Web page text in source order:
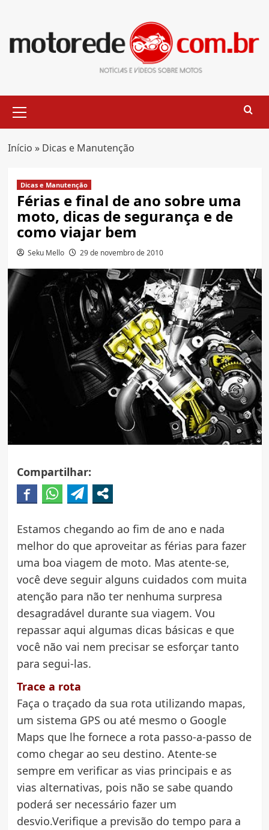
content
Menu
Início » Dicas e Manutenção
Dicas e Manutenção
Férias e final de ano sobre uma
moto, dicas de segurança e de
como viajar bem
Seku Mello 29 de novembro de 2010
Compartilhar:
Estamos chegando ao fim de ano e nada
melhor do que aproveitar as férias para fazer
uma boa viagem de moto. Mas atente-se,
você deve seguir alguns cuidados com muita
atenção para não ter nenhuma surpresa
desagradável durante sua viagem. Vou
repassar aqui algumas dicas básicas e que
você não vai nem precisar se esforçar tanto
para segui-las.
Trace a rota
Faça o traçado da sua rota utilizando mapas,
um sistema GPS ou até mesmo o Google
Maps que lhe fornece a rota passo-a-passo de
como chegar ao seu destino. Atente-se
sempre em verificar as vias principais e as
vias alternativas, pois não se sabe quando
poderá ser necessário fazer um
desvio.Verifique a previsão do tempo para a